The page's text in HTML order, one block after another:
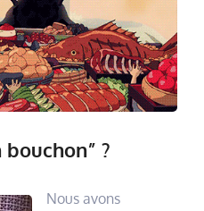
bouchon” ?
Nous avons